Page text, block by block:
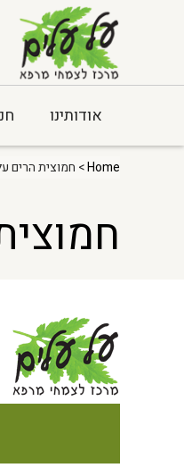
אודותינו
Home> חמוצית הרים